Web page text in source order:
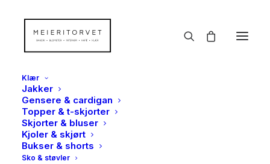
Klær
Jakker
Gensere & cardigan
Topper & t-skjorter
Skjorter & bluser
Kjoler & skjørt
Bukser & shorts
Sko & støvler